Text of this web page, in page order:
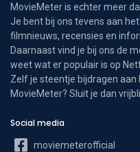
MovieMeter is echter meer
Je bent bij ons tevens aan
filmnieuws, recensies en
Daarnaast vind je bij ons de
weet wat er populair is op
Zelf je steentje bijdragen
MovieMeter? Sluit je dan
Social media
moviemeterofficial